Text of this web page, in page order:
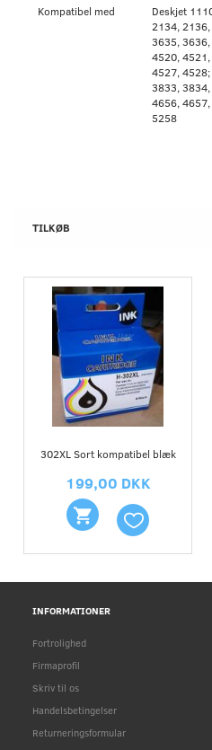
Kompatibel med
Deskjet
2134,
3635,
4520,
4527,
3833,
4656,
5258
TILKØB
302XL Sort kompatibel blæk
199,00 DKK
INFORMATIONER
Fortrolighed
Firmaprofil
Skriv til os
Handelsbetingelser
Returneringsformular